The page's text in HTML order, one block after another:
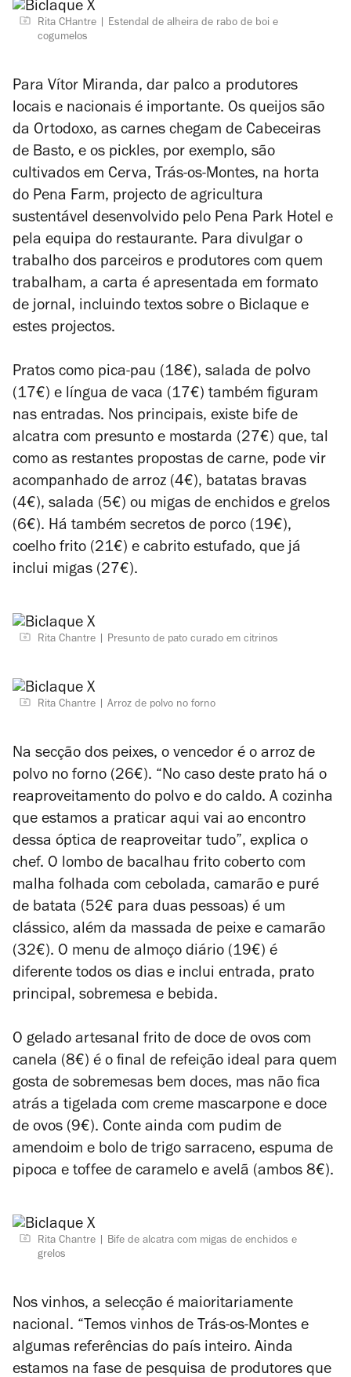
Rita CHantre
Estendal de alheira de rabo de boi e
cogumelos
Para Vítor Miranda, dar palco a produtores
locais e nacionais é importante. Os queijos são
da Ortodoxo, as carnes chegam de Cabeceiras
de Basto, e os pickles, por exemplo, são
cultivados em Cerva, Trás-os-Montes, na horta
do Pena Farm, projecto de agricultura
sustentável desenvolvido pelo Pena Park Hotel e
pela equipa do restaurante. Para divulgar o
trabalho dos parceiros e produtores com quem
trabalham, a carta é apresentada em formato
de jornal, incluindo textos sobre o Biclaque e
estes projectos.
Pratos como pica-pau (18€), salada de polvo
(17€) e língua de vaca (17€) também figuram
nas entradas. Nos principais, existe bife de
alcatra com presunto e mostarda (27€) que, tal
como as restantes propostas de carne, pode vir
acompanhado de arroz (4€), batatas bravas
(4€), salada (5€) ou migas de enchidos e grelos
(6€). Há também secretos de porco (19€),
coelho frito (21€) e cabrito estufado, que já
inclui migas (27€).
Rita Chantre Presunto de pato curado em citrinos
Rita Chantre Arroz de polvo no forno
Na secção dos peixes, o vencedor é o arroz de
polvo no forno (26€). “No caso deste prato há o
reaproveitamento do polvo e do caldo. A cozinha
que estamos a praticar aqui vai ao encontro
dessa óptica de reaproveitar tudo”, explica o
chef. O lombo de bacalhau frito coberto com
malha folhada com cebolada, camarão e puré
de batata (52€ para duas pessoas) é um
clássico, além da massada de peixe e camarão
(32€). O menu de almoço diário (19€) é
diferente todos os dias e inclui entrada, prato
principal, sobremesa e bebida.
O gelado artesanal frito de doce de ovos com
canela (8€) é o final de refeição ideal para quem
gosta de sobremesas bem doces, mas não fica
atrás a tigelada com creme mascarpone e doce
de ovos (9€). Conte ainda com pudim de
amendoim e bolo de trigo sarraceno, espuma de
pipoca e toffee de caramelo e avelã (ambos 8€).
Rita Chantre
Bife de alcatra com migas de enchidos e
grelos
Nos vinhos, a selecção é maioritariamente
nacional. “Temos vinhos de Trás-os-Montes e
algumas referências do país inteiro. Ainda
estamos na fase de pesquisa de produtores que